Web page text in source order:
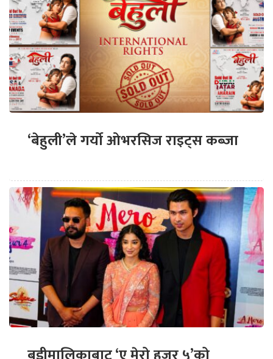
‘बेहुली’ले गर्यो ओभरसिज राइट्स कब्जा